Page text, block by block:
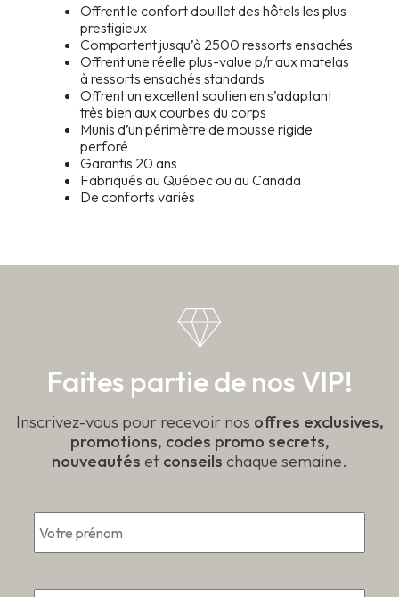
Offrent le confort douillet des hôtels les plus
prestigieux
Comportent jusqu’à 2500 ressorts ensachés
Offrent une réelle plus-value p/r aux matelas
à ressorts ensachés standards
Offrent un excellent soutien en s’adaptant
très bien aux courbes du corps
Munis d’un périmètre de mousse rigide
perforé
Garantis 20 ans
Fabriqués au Québec ou au Canada
De conforts variés
Faites partie de nos VIP!
Inscrivez-vous pour recevoir nos offres exclusives,
promotions, codes promo secrets,
nouveautés et conseils chaque semaine.
Courriel *